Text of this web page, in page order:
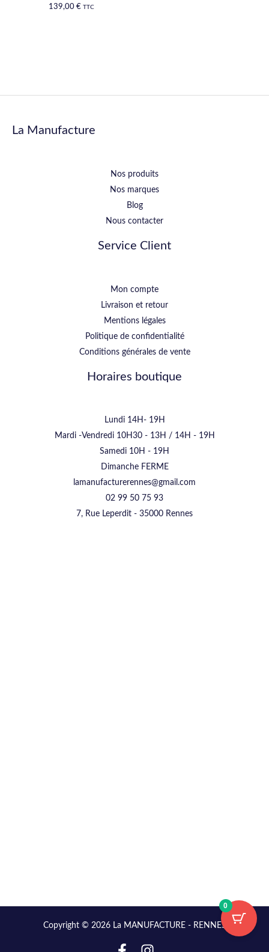
139,00€ TTC
La Manufacture
Nos produits
Nos marques
Blog
Nous contacter
Service Client
Mon compte
Livraison et retour
Mentions légales
Politique de confidentialité
Conditions générales de vente
Horaires boutique
Lundi 14H- 19H
Mardi -Vendredi 10H30 - 13H / 14H - 19H
Samedi 10H - 19H
Dimanche FERME
lamanufacturerennes@gmail.com
02 99 50 75 93
7, Rue Leperdit - 35000 Rennes
Copyright © 2026 La MANUFACTURE - RENNES
0